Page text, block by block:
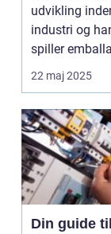
udvikling
industri og
spiller
stadig mere
22 maj 2025
Din guide